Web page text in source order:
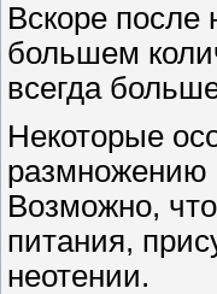
Вскоре после
большем
всегда
Некоторые
размножению
Возможно,
питания,
неотении.